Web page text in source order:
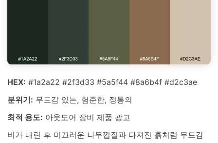
HEX: #1a2a22 #2f3d33 #5a5f44 #8a6b4f #d2c3ae
분위기: 무드감 있는, 험준한, 정통의
최적 용도: 아웃도어 장비 제품 광고
비가 내린 후 미끄러운 나무껍질과 다져진 흙처럼 무드감